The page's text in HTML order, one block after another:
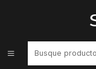
DESODORANTE
PERFUME MUJER